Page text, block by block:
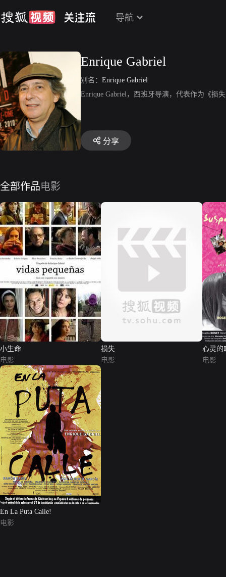
导航
Enrique Gabriel
别名： Enrique Gabriel
Enrique Gabriel，西班牙导演，代表作为《损
分享
全部作品电影
小生命
电影
损失
电影
心灵的
电影
En La Puta Calle!
电影